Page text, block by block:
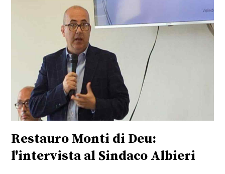
Restauro Monti di Deu:
l'intervista al Sindaco Albieri